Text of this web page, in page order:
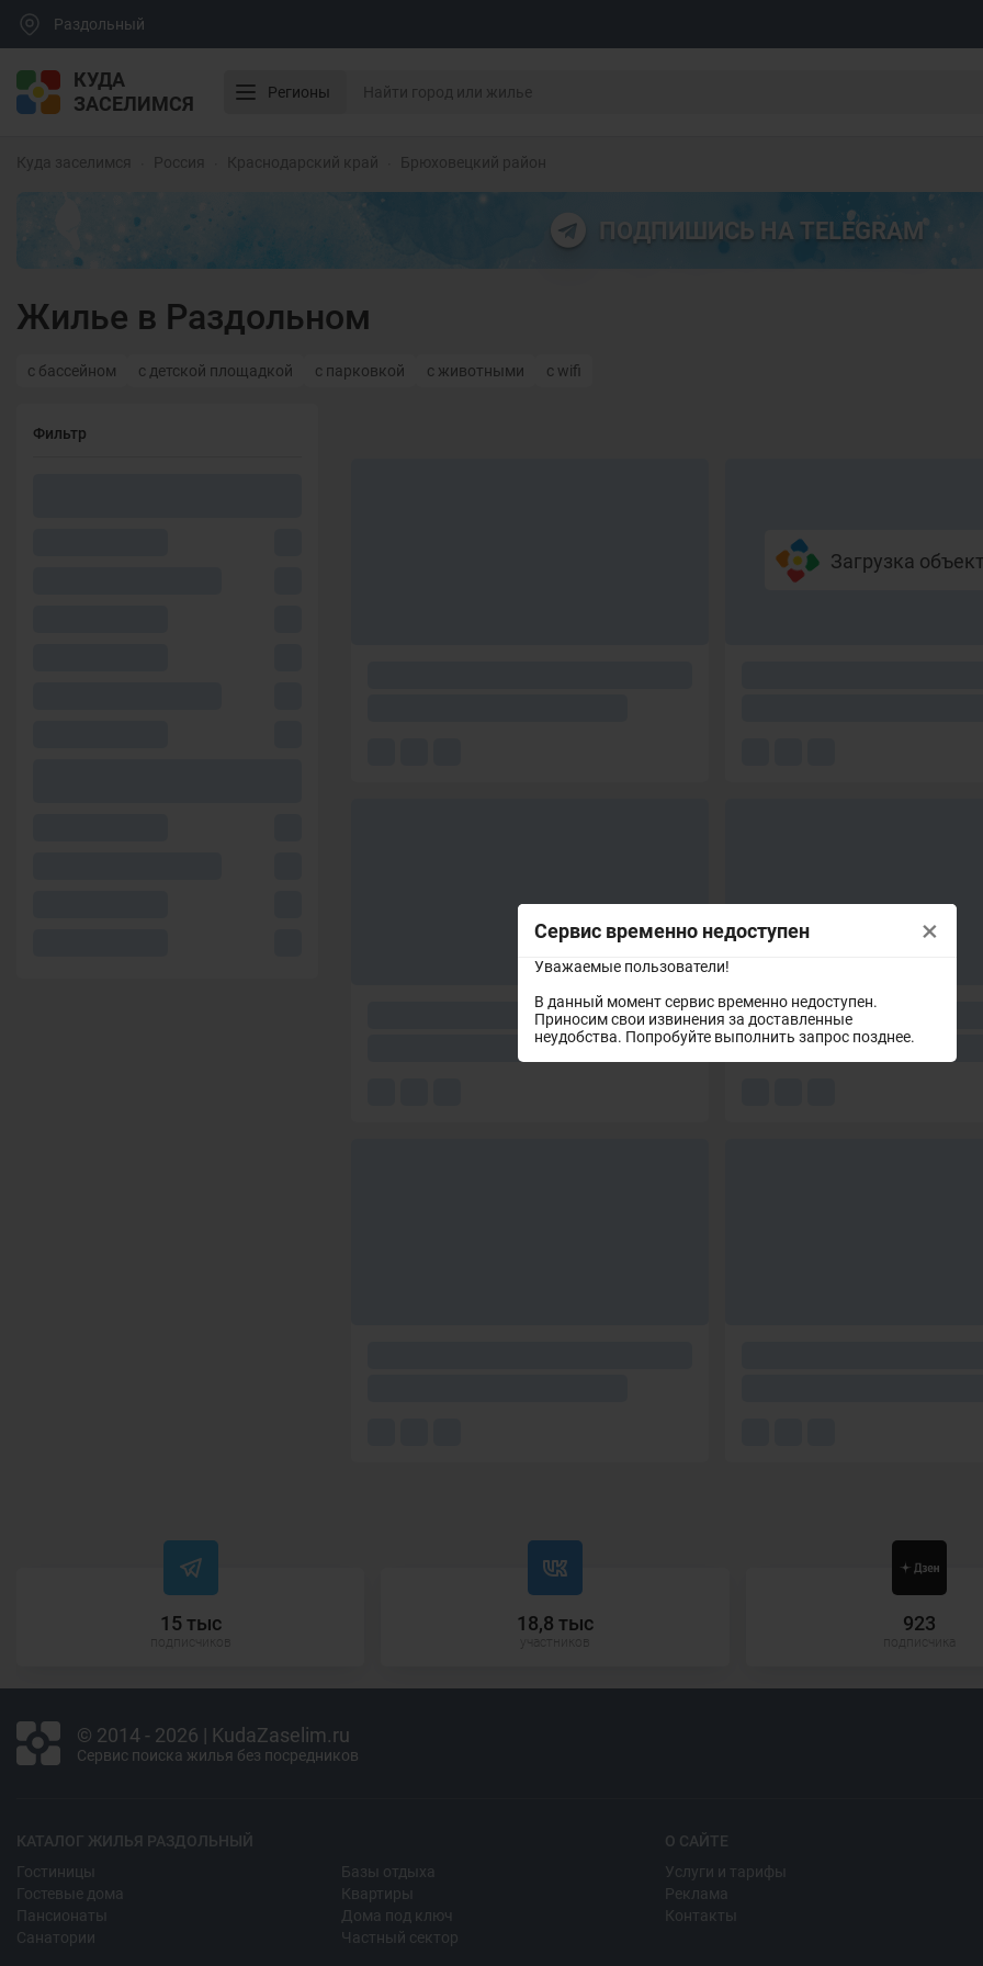
Сервис временно недоступен
Уважаемые пользователи!
В данный момент сервис временно недоступен.
Приносим свои извинения за доставленные
неудобства. Попробуйте выполнить запрос позднее.
×
Раздольный
КУДА
ЗАСЕЛИМСЯ
Регионы
Куда заселимся Россия Краснодарский край Брюховецкий район
ПОДПИШИСЬ НА TELEGRAM
Жилье в Раздольном
с бассейном с детской площадкой с парковкой с животными с wifi
Фильтр
Загрузка
15 тыс 18,8 тыс 923
© 2014 - 2026 | KudaZaselim.ru
Сервис поиска жилья без посредников
КАТАЛОГ ЖИЛЬЯ РАЗДОЛЬНЫЙ
Гостиницы
Гостевые дома
Пансионаты
Санатории
Базы отдыха
Квартиры
Дома под ключ
Частный сектор
О САЙТЕ
Услуги и тарифы
Реклама
Контакты